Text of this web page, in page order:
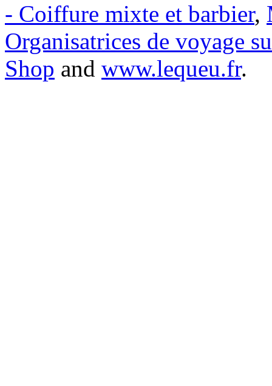
- Coiffure mixte et barbier,
Organisatrices de voyage
Shop and www.lequeu.fr.